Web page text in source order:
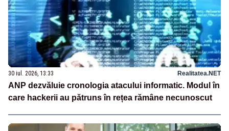
30 iul. 2026, 13:33 Realitatea.NET
ANP dezvăluie cronologia atacului informatic. Modul în
care hackerii au pătruns în rețea rămâne necunoscut